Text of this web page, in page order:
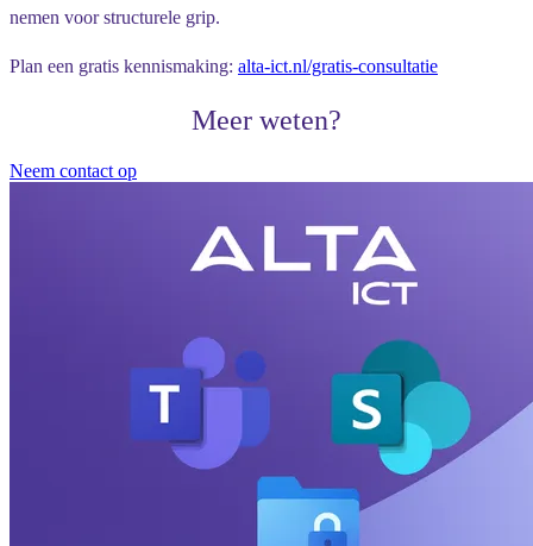
nemen voor structurele grip.
Plan een gratis kennismaking: alta-ict.nl/gratis-consultatie
Meer weten?
Neem contact op